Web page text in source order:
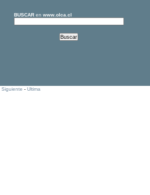
BUSCARen www.olca.cl
Siguiente - Ultima